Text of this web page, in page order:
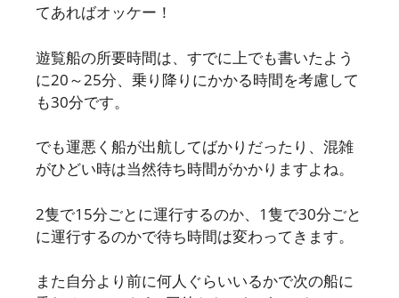
てあればオッケー！
遊覧船の所要時間は、すでに上でも書いたよう
に20～25分、乗り降りにかかる時間を考慮して
も30分です。
でも運悪く船が出航してばかりだったり、混雑
がひどい時は当然待ち時間がかかりますよね。
2隻で15分ごとに運行するのか、1隻で30分ごと
に運行するのかで待ち時間は変わってきます。
また自分より前に何人ぐらいいるかで次の船に